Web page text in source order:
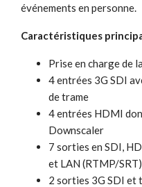
événements en personne.
Caractéristiques
Prise en charge de
4 entrées 3G SDI
de trame
4 entrées HDMI
Downscaler
7 sorties en SDI,
et LAN (RTMP/SRT)
2 sorties 3G SDI et